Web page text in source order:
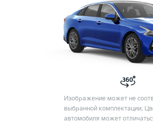
Изображение может не
выбранной комплектации.
автомобиля может